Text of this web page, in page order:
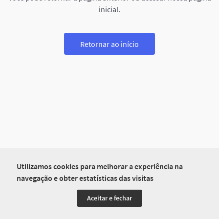
Utilizamos cookies para melhorar a experiência na
navegação e obter estatísticas das visitas
Aceitar e fechar
inicial.
Retornar ao início